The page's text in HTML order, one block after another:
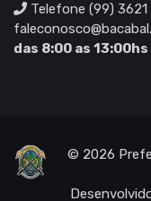
Telefone (99)
das 8:00 as 13:00hs
© 2026